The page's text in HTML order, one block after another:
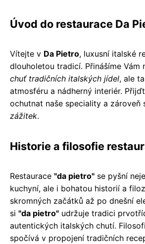
Úvod do restaurace Da
Vítejte v Da Pietro, luxusní italské
dlouholetou tradicí. Přinášíme Vám
chuť tradičních italských jídel, ale
atmosféru a nádherný interiér.
ochutnat naše speciality a zároveň
zážitek.
Historie a filosofie
Restaurace "da pietro" se pyšní
kuchyní, ale i bohatou historií a
skromných začátků až po dnešní
si "da pietro" udržuje tradici
autentických italských chutí.
spočívá v propojení tradičních